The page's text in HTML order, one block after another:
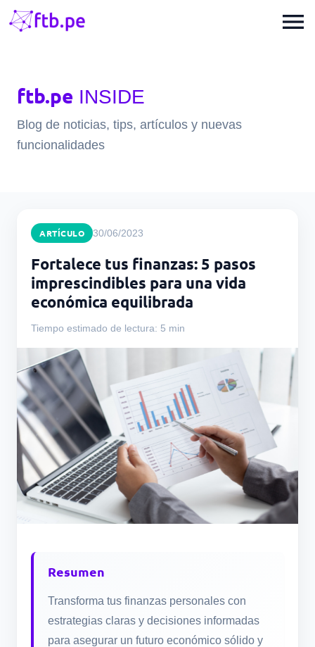
menu
ftb.pe INSIDE
Blog de noticias, tips, artículos y nuevas
funcionalidades
ARTÍCULO 30/06/2023
Fortalece tus finanzas: 5 pasos
imprescindibles para una vida
económica equilibrada
Tiempo estimado de lectura: 5 min
Resumen
Transforma tus finanzas personales con
estrategias claras y decisiones informadas
para asegurar un futuro económico sólido y